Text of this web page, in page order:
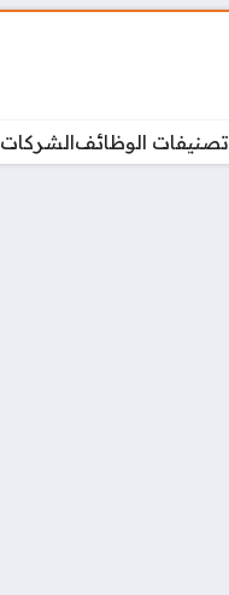
تصنيفات الوظائفالشركات